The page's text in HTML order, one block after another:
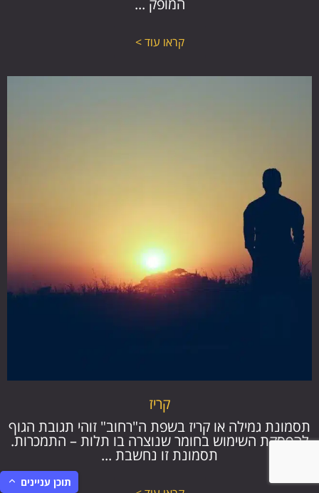
המופק ...
קראו עוד >
קריז
תסמונת גמילה או קריז בשפת ה"רחוב" זוהי תגובת הגוף
להפסקת השימוש בחומר שנוצרה בו תלות – התמכרות.
תסמונת זו נחשבת ...
תוכן עניינים